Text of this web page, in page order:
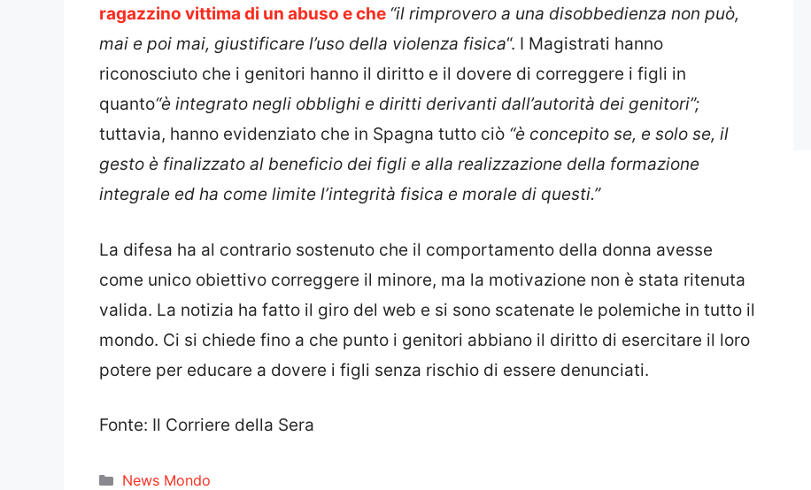
ragazzino vittima di un abuso e che “il rimprovero a una disobbedienza non può,
mai e poi mai, giustificare l’uso della violenza fisica“. I Magistrati hanno
riconosciuto che i genitori hanno il diritto e il dovere di correggere i figli in
quanto“è integrato negli obblighi e diritti derivanti dall’autorità dei genitori”;
tuttavia, hanno evidenziato che in Spagna tutto ciò “è concepito se, e solo se, il
gesto è finalizzato al beneficio dei figli e alla realizzazione della formazione
integrale ed ha come limite l’integrità fisica e morale di questi.”
La difesa ha al contrario sostenuto che il comportamento della donna avesse
come unico obiettivo correggere il minore, ma la motivazione non è stata ritenuta
valida. La notizia ha fatto il giro del web e si sono scatenate le polemiche in tutto il
mondo. Ci si chiede fino a che punto i genitori abbiano il diritto di esercitare il loro
potere per educare a dovere i figli senza rischio di essere denunciati.
Fonte: Il Corriere della Sera
Categorie
News Mondo